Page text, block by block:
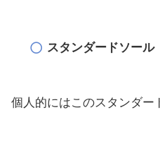
スタンダードソール
個人的にはこのスタンダー